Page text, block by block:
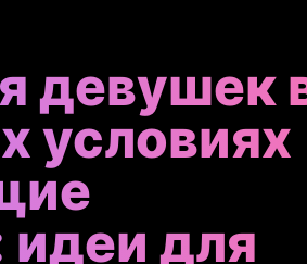
девушек
условиях
для